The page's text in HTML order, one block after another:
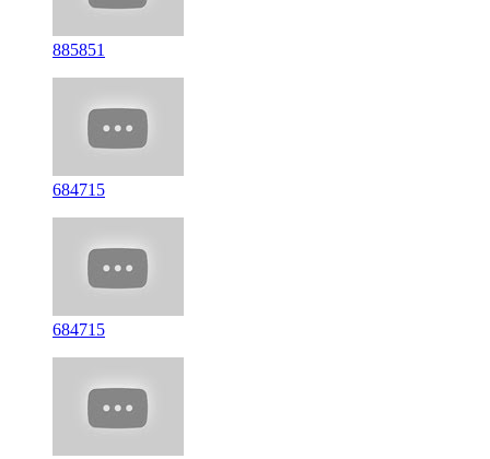
885851
684715
684715